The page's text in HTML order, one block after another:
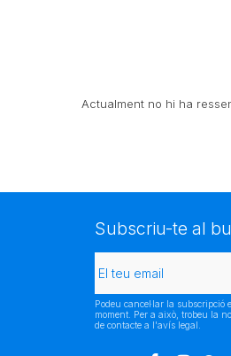
Actualment no hi ha
Subscriu-te al
Podeu cancel·lar la subscripció
moment. Per a això, trobeu la
de contacte a l'avís legal.